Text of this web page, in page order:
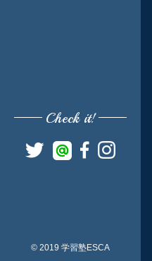
Check it!
© 2019 学習塾ESCA